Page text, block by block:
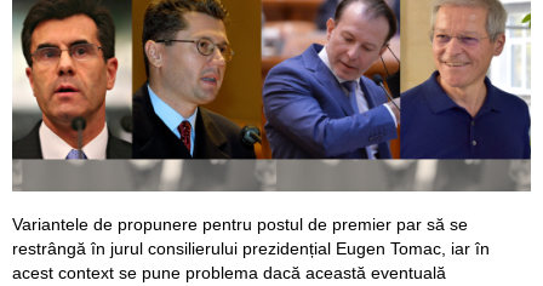
Variantele de propunere pentru postul de premier par să se
restrângă în jurul consilierului prezidențial Eugen Tomac, iar în
acest context se pune problema dacă această eventuală